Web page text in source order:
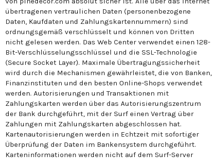
übertragenen vertraulichen Daten (personenbezogene
Daten, Kaufdaten und Zahlungskartennummern) sind
ordnungsgemäß verschlüsselt und können von Dritten
nicht gelesen werden. Das Web Center verwendet einen 128-
Bit-Verschlüsselungsschlüssel und die SSL-Technologie
(Secure Socket Layer). Maximale Übertragungssicherheit
wird durch die Mechanismen gewährleistet, die von Banken,
Finanzinstituten und den besten Online-Shops verwendet
werden. Autorisierungen und Transaktionen mit
Zahlungskarten werden über das Autorisierungszentrum
der Bank durchgeführt, mit der Surf einen Vertrag über
Zahlungen mit Zahlungskarten abgeschlossen hat.
Kartenautorisierungen werden in Echtzeit mit sofortiger
Überprüfung der Daten im Bankensystem durchgeführt.
Karteninformationen werden nicht auf dem Surf-Server